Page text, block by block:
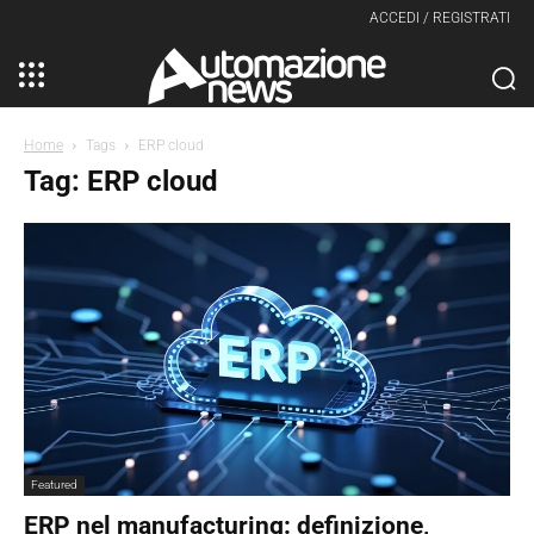
ACCEDI / REGISTRATI
Home Tags ERP cloud
Tag: ERP cloud
Featured
ERP nel manufacturing: definizione,